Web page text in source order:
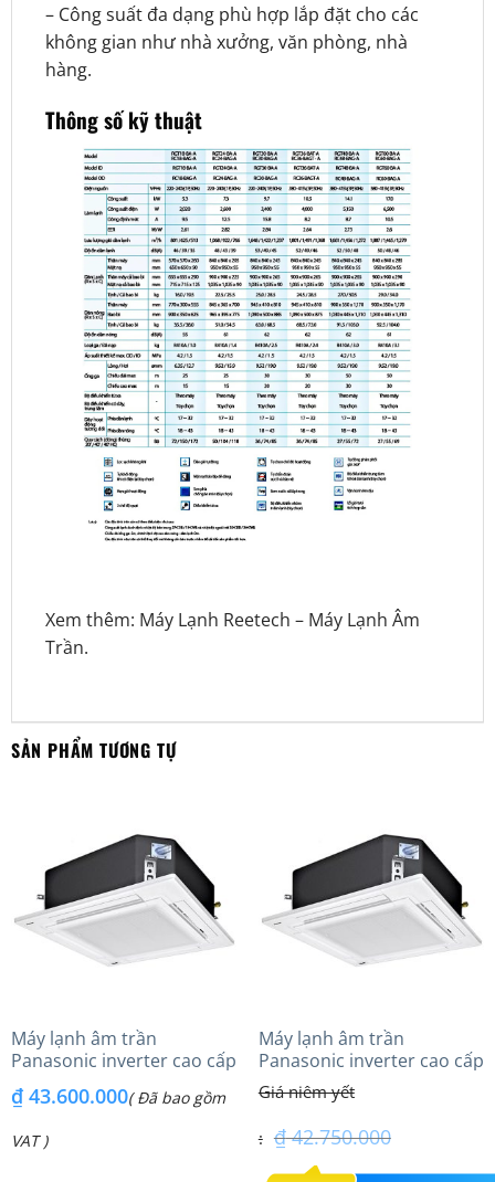
– Công suất đa dạng phù hợp lắp đặt cho các
không gian như nhà xưởng, văn phòng, nhà
hàng.
Thông số kỹ thuật
Xem thêm: Máy Lạnh Reetech – Máy Lạnh Âm
Trần.
SẢN PHẨM TƯƠNG TỰ
Máy lạnh âm trần
Panasonic inverter cao cấp
(6.0Hp) S-3448PU3HA/U-
48PRH1H8 – 3 Pha
₫43.600.000( Đã bao gồm
VAT )
Máy lạnh âm trần
Panasonic inverter cao cấp
(5.0Hp) S-3448PU3HA/U-
43PRH1H5
₫42.750.000